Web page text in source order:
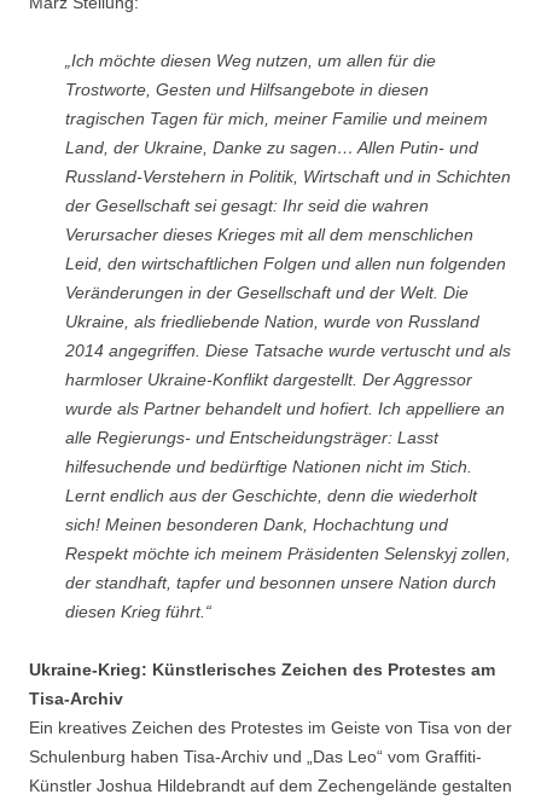
„Ich möchte diesen Weg nutzen, um allen für die
Trostworte, Gesten und Hilfsangebote in diesen
tragischen Tagen für mich, meiner Familie und meinem
Land, der Ukraine, Danke zu sagen… Allen Putin- und
Russland-Verstehern in Politik, Wirtschaft und in Schichten
der Gesellschaft sei gesagt: Ihr seid die wahren
Verursacher dieses Krieges mit all dem menschlichen
Leid, den wirtschaftlichen Folgen und allen nun folgenden
Veränderungen in der Gesellschaft und der Welt. Die
Ukraine, als friedliebende Nation, wurde von Russland
2014 angegriffen. Diese Tatsache wurde vertuscht und als
harmloser Ukraine-Konflikt dargestellt. Der Aggressor
wurde als Partner behandelt und hofiert. Ich appelliere an
alle Regierungs- und Entscheidungsträger: Lasst
hilfesuchende und bedürftige Nationen nicht im Stich.
Lernt endlich aus der Geschichte, denn die wiederholt
sich! Meinen besonderen Dank, Hochachtung und
Respekt möchte ich meinem Präsidenten Selenskyj zollen,
der standhaft, tapfer und besonnen unsere Nation durch
diesen Krieg führt.“
Ukraine-Krieg: Künstlerisches Zeichen des Protestes am
Tisa-Archiv
Ein kreatives Zeichen des Protestes im Geiste von Tisa von der
Schulenburg haben Tisa-Archiv und „Das Leo“ vom Graffiti-
Künstler Joshua Hildebrandt auf dem Zechengelände gestalten